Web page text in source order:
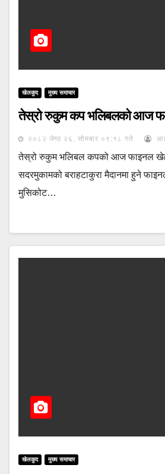
खेलकुद मुख्य समाचार
तेस्रो रुकुम कप भलिबलको आज
२०८२ जेष्ठ २६, सोमबार ०९:१८ गते
तेस्रो रुकुम भलिबल कपको आज फाइनल
सदरमुकामको बराहटाकुरा मैदानमा हुने
मुसिकोट…
खेलकुद मुख्य समाचार